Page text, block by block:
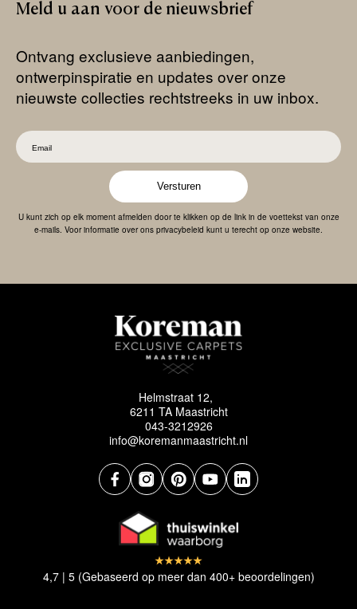
Meld u aan voor de nieuwsbrief
Ontvang exclusieve aanbiedingen,
ontwerpinspiratie en updates over onze
nieuwste collecties rechtstreeks in uw inbox.
Versturen
U kunt zich op elk moment afmelden door te klikken op de link in de voettekst van onze
e-mails. Voor informatie over ons privacybeleid kunt u terecht op onze website.
Helmstraat 12,
6211 TA Maastricht
043-3212926
info@koremanmaastricht.nl
4,7 | 5 (Gebaseerd op meer dan 400+ beoordelingen)